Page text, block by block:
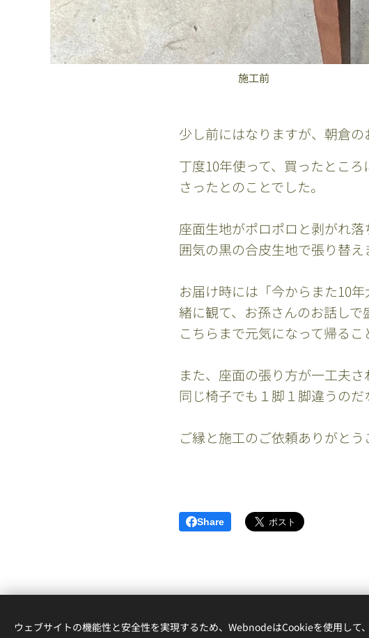
施工前
少し前にはなりますが、朝倉
丁度10年使って、買ったとこ
さったとのことでした。
座面生地がポロポロと剥がれ
囲気の黒の合皮生地で張り替え
お届け時には「今からまた10
緒に観て、お孫さんのお話し
こちらまで元気になって帰るこ
また、座面の張り方が一工夫
同じ椅子でも１脚１脚違うの
ご縁と施工のご依頼ありがとう
Share
ウェブサイトの機能性と安全性を実現するため、WebnodeはCookieを使用して